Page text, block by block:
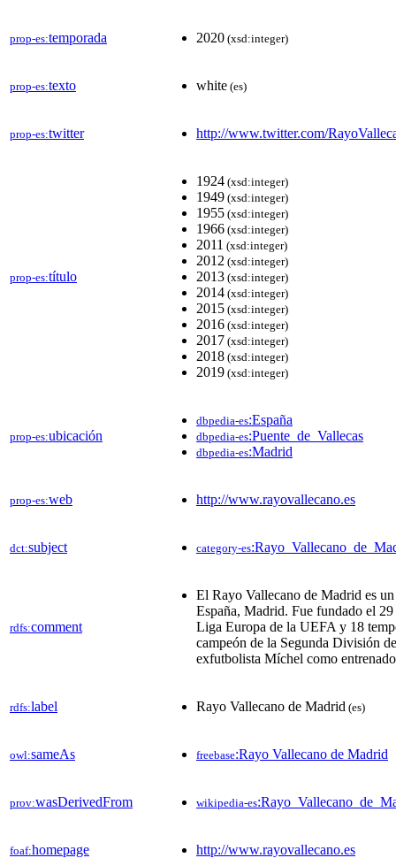
prop-es:temporada 2020 (xsd:integer)
prop-es:texto white (es)
prop-es:twitter http://www.twitter.com/
prop-es:título
1924 (xsd:integer)
1949 (xsd:integer)
1955 (xsd:integer)
1966 (xsd:integer)
2011 (xsd:integer)
2012 (xsd:integer)
2013 (xsd:integer)
2014 (xsd:integer)
2015 (xsd:integer)
2016 (xsd:integer)
2017 (xsd:integer)
2018 (xsd:integer)
2019 (xsd:integer)
prop-es:ubicación
dbpedia-es:España
dbpedia-es:Puente_de_Vallecas
dbpedia-es:Madrid
prop-es:web http://www.rayovallecano.es
dct:subject category-es
rdfs:comment
El Rayo Vallecano de Madrid es
España, Madrid. Fue fundado el
Liga Europa de la UEFA y 18
campeón de la Segunda División
exfutbolista Míchel como
rdfs:label Rayo Vallecano de Madrid (es)
owl:sameAs freebase:Rayo Vallecano de Madrid
prov:wasDerivedFrom wikipedia-es
foaf:homepage http://www.rayovallecano.es